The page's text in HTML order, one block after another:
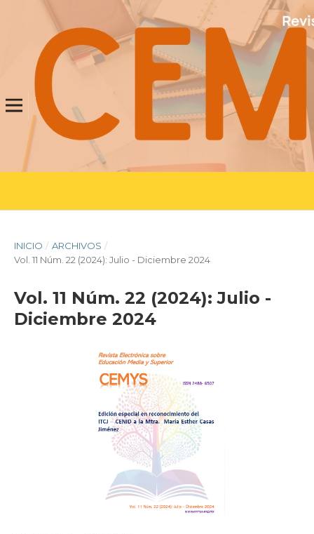
INICIO / ARCHIVOS /
Vol. 11 Núm. 22 (2024): Julio - Diciembre 2024
Vol. 11 Núm. 22 (2024): Julio -
Diciembre 2024